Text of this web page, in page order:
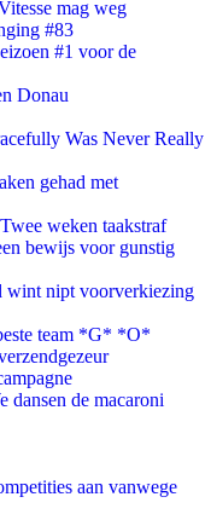
mag weg
#83
#1 voor de
Donau
Was Never Really
gehad met
weken taakstraf
bewijs voor gunstig
wint nipt voorverkiezing
team *G* *O*
dansen de macaroni
aan vanwege